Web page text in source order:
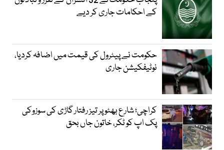
کے احکامات جاری کر دیے
حکومت نے پیٹرول کی قیمت میں اضافہ کردیا،
نوٹیفکیشن جاری
کراچی؛ شارع بھٹو پر تیز رفتار گاڑی کی سوزوکی
پک اپ کو ٹکر، خاتون جاں بحق